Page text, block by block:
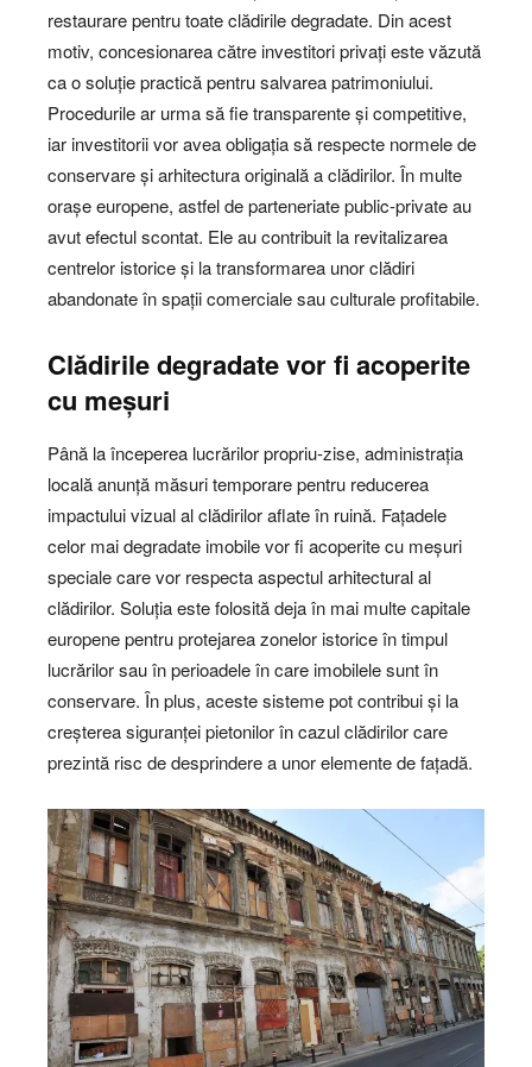
restaurare pentru toate clădirile degradate. Din acest
motiv, concesionarea către investitori privați este văzută
ca o soluție practică pentru salvarea patrimoniului.
Procedurile ar urma să fie transparente și competitive,
iar investitorii vor avea obligația să respecte normele de
conservare și arhitectura originală a clădirilor. În multe
orașe europene, astfel de parteneriate public-private au
avut efectul scontat. Ele au contribuit la revitalizarea
centrelor istorice și la transformarea unor clădiri
abandonate în spații comerciale sau culturale profitabile.
Clădirile degradate vor fi acoperite
cu meșuri
Până la începerea lucrărilor propriu-zise, administrația
locală anunță măsuri temporare pentru reducerea
impactului vizual al clădirilor aflate în ruină. Fațadele
celor mai degradate imobile vor fi acoperite cu meșuri
speciale care vor respecta aspectul arhitectural al
clădirilor. Soluția este folosită deja în mai multe capitale
europene pentru protejarea zonelor istorice în timpul
lucrărilor sau în perioadele în care imobilele sunt în
conservare. În plus, aceste sisteme pot contribui și la
creșterea siguranței pietonilor în cazul clădirilor care
prezintă risc de desprindere a unor elemente de fațadă.